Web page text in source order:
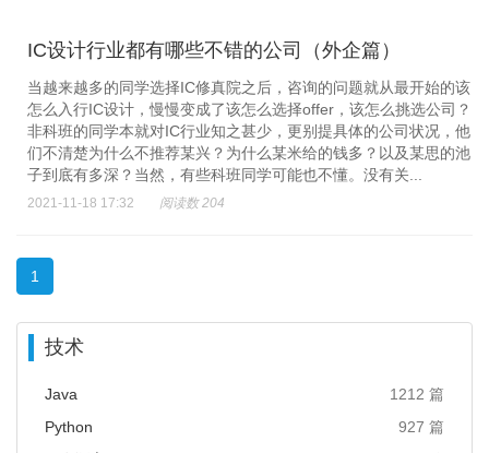
IC设计行业都有哪些不错的公司（外企篇）
当越来越多的同学选择IC修真院之后，咨询的问题就从最开始的该
怎么入行IC设计，慢慢变成了该怎么选择offer，该怎么挑选公司？
非科班的同学本就对IC行业知之甚少，更别提具体的公司状况，他
们不清楚为什么不推荐某兴？为什么某米给的钱多？以及某思的池
子到底有多深？当然，有些科班同学可能也不懂。没有关...
2021-11-18 17:32 阅读数 204
1
技术
Java
1212 篇
Python
927 篇